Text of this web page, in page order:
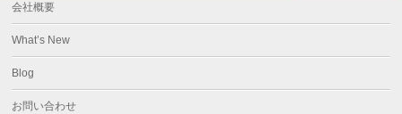
会社概要
What’s New
Blog
お問い合わせ